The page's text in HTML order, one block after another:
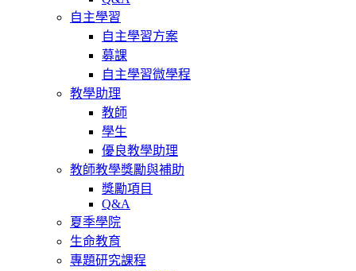
自主學習
自主學習方案
募課
自主學習微學程
教學助理
教師
學生
優良教學助理
教師教學獎勵與補助
獎勵項目
Q&A
夏季學院
生命教育
專題研究課程